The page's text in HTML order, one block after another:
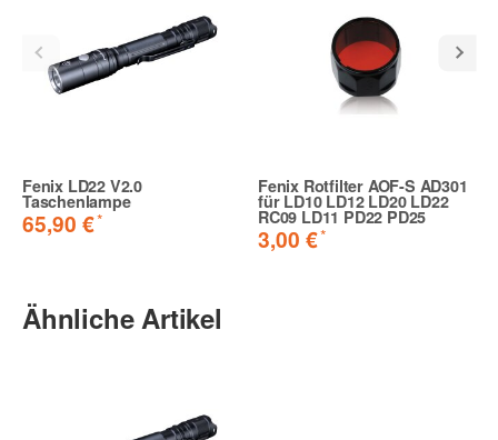
Fenix LD22 V2.0
Taschenlampe
65,90 €*
Fenix Rotfilter AOF-S AD301
für LD10 LD12 LD20 LD22
RC09 LD11 PD22 PD25
3,00 €*
Ähnliche Artikel